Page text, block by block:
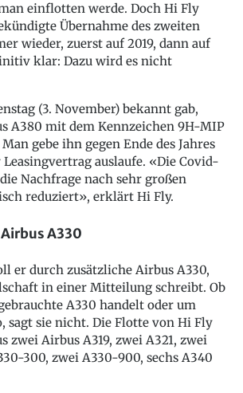
einflotten werde. Doch Hi Fly
Übernahme des zweiten
wieder, zuerst auf 2019, dann auf
klar: Dazu wird es nicht
(3. November) bekannt gab,
A380 mit dem Kennzeichen 9H-MIP
gebe ihn gegen Ende des Jahres
auslaufe. «Die Covid-
Nachfrage nach sehr großen
reduziert», erklärt Hi Fly.
A330
er durch zusätzliche Airbus A330,
in einer Mitteilung schreibt. Ob
A330 handelt oder um
sagt sie nicht. Die Flotte von Hi Fly
zwei Airbus A319, zwei A321, zwei
300, zwei A330-900, sechs A340